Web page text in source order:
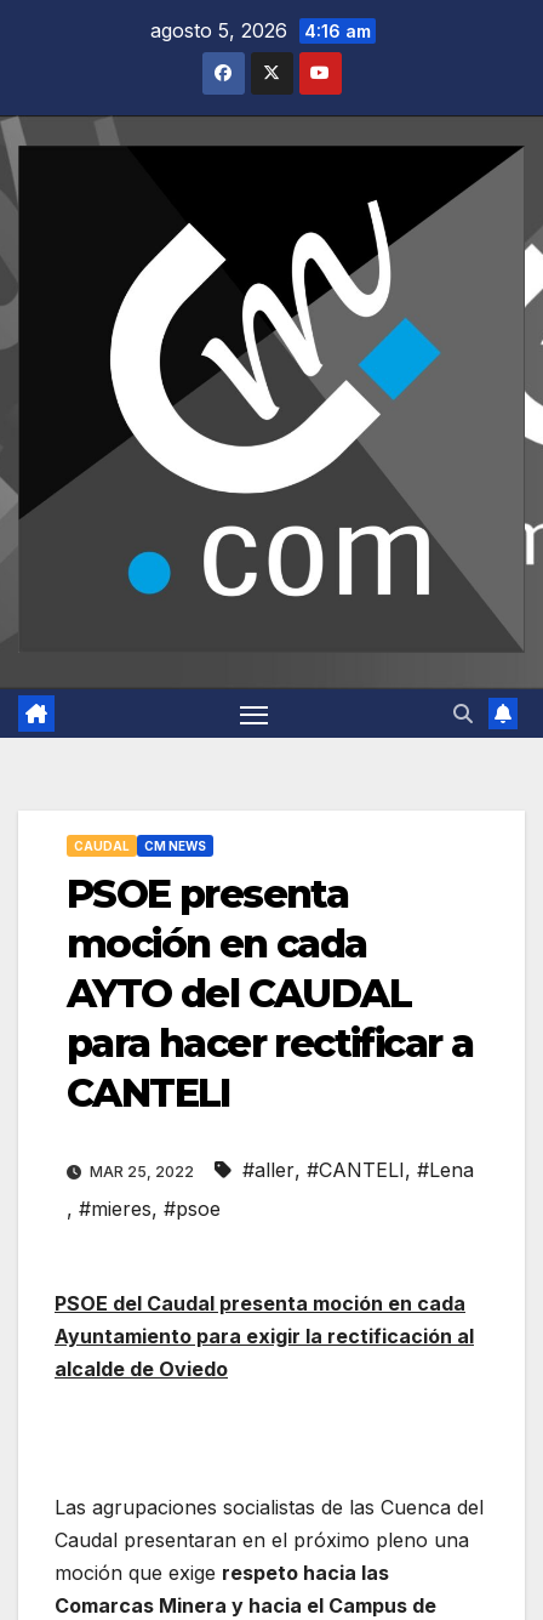
agosto 5, 2026 4:16 am
CAUDAL CM NEWS
PSOE presenta
moción en cada
AYTO del CAUDAL
para hacer rectificar a
CANTELI
MAR 25, 2022 #aller, #CANTELI, #Lena
, #mieres, #psoe
PSOE del Caudal presenta moción en cada
Ayuntamiento para exigir la rectificación al
alcalde de Oviedo
Las agrupaciones socialistas de las Cuenca del
Caudal presentaran en el próximo pleno una
moción que exige respeto hacia las
Comarcas Minera y hacia el Campus de